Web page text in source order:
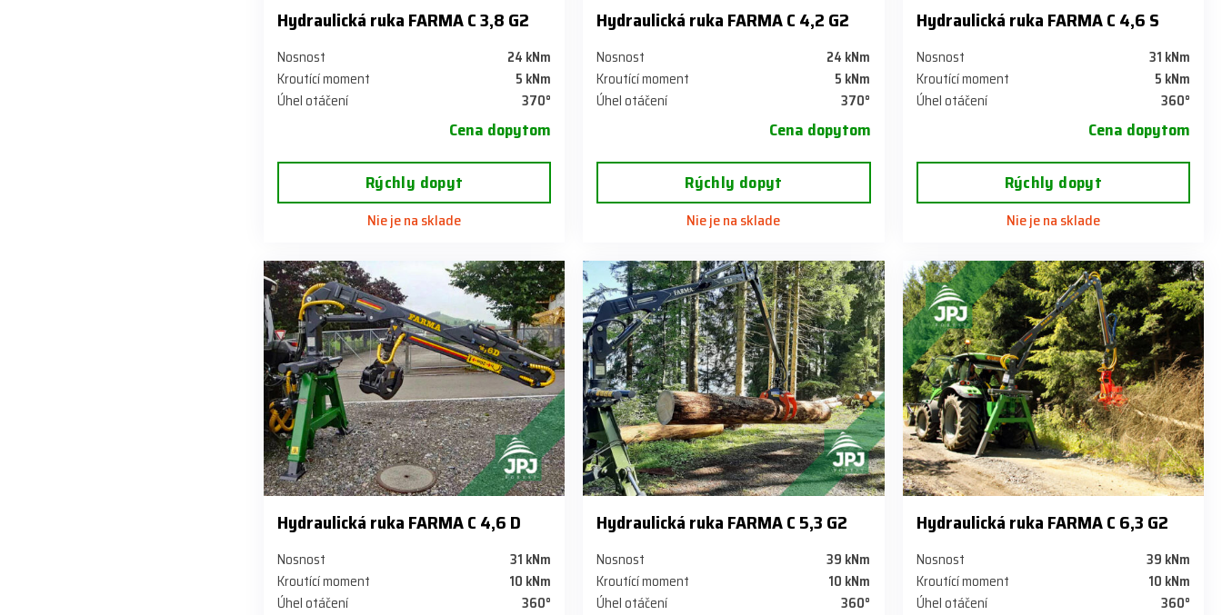
Hydraulická ruka FARMA C 3,8 G2
Nosnost
24 kNm
Kroutící moment
5 kNm
Úhel otáčení
370°
Cena dopytom
Rýchly dopyt
Nie je na sklade
Hydraulická ruka FARMA C 4,2 G2
Nosnost
24 kNm
Kroutící moment
5 kNm
Úhel otáčení
370°
Cena dopytom
Rýchly dopyt
Nie je na sklade
Hydraulická ruka FARMA C 4,6 S
Nosnost
31 kNm
Kroutící moment
5 kNm
Úhel otáčení
360°
Cena dopytom
Rýchly dopyt
Nie je na sklade
Hydraulická ruka FARMA C 4,6 D
Nosnost
31 kNm
Kroutící moment
10 kNm
Úhel otáčení
360°
Hydraulická ruka FARMA C 5,3 G2
Nosnost
39 kNm
Kroutící moment
10 kNm
Úhel otáčení
360°
Hydraulická ruka FARMA C 6,3 G2
Nosnost
39 kNm
Kroutící moment
10 kNm
Úhel otáčení
360°